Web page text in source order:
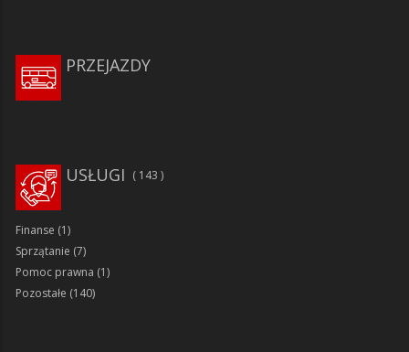
PRZEJAZDY
143
USŁUGI
Finanse (1)
Sprzątanie (7)
Pomoc prawna (1)
Pozostałe (140)